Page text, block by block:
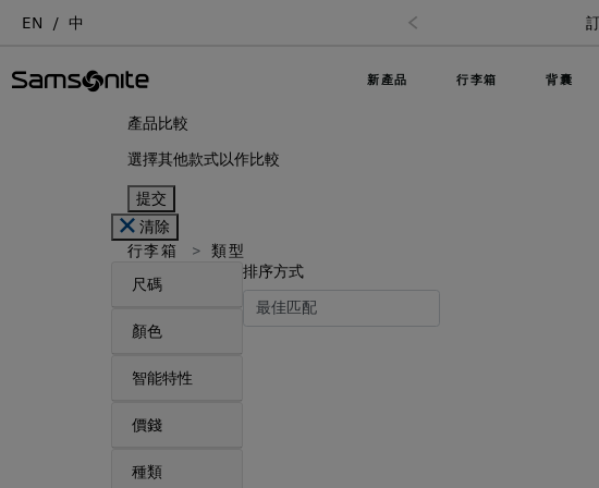
EN 中
新產品 行李箱 背囊
產品比較
選擇其他款式以作比較
提交
清除
行李箱
類型
尺碼
顏色
智能特性
價錢
種類
排序方式